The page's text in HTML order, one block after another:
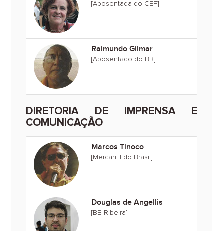
[Aposentada do CEF]
Raimundo Gilmar
[Aposentado do BB]
DIRETORIA DE IMPRENSA E
COMUNICAÇÃO
Marcos Tinoco
[Mercantil do Brasil]
Douglas de Angellis
[BB Ribeira]